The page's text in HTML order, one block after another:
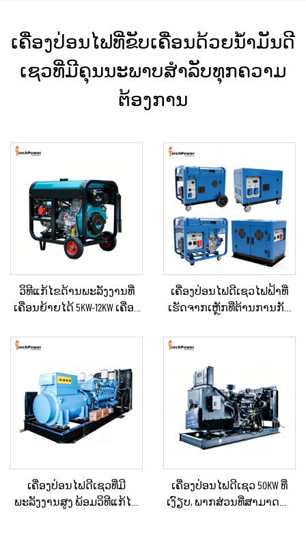
ເຄື່ອງປ່ອນໄຟທີ່ຂັບເຄື່ອນດ້ວຍນ້ຳມັນດີ
ເຊວທີ່ມີຄຸນນະພາບສຳລັບທຸກຄວາມ
ຕ້ອງການ
ວິທີແກ້ໄຂດ້ານພະລັງງານທີ່
ເຄື່ອນຍ້າຍໄດ້ 5KW-12KW ເຄື່ອງ
ຮ້ານຄ້າ / ການກໍ່ສ້າງ / ການ
ເຄື່ອງປ່ອນໄຟດີເຊວໄຟຟ້າທີ່
ເຮັດຈາກເຫຼັກທີ່ຕ້ານການກັດ
ສຳລັບການສະຫງາດໄຟ
ເຄື່ອງປ່ອນໄຟດີເຊວທີ່ມີ
ພະລັງງານສູງ ພ້ອມວິທີແກ້ໄຂ
ເຄື່ອງປ່ອນໄຟດີເຊວ 50KW ທີ່
ເງົຽບ, ພາກສ່ວນທີ່ສາມາດນຳ